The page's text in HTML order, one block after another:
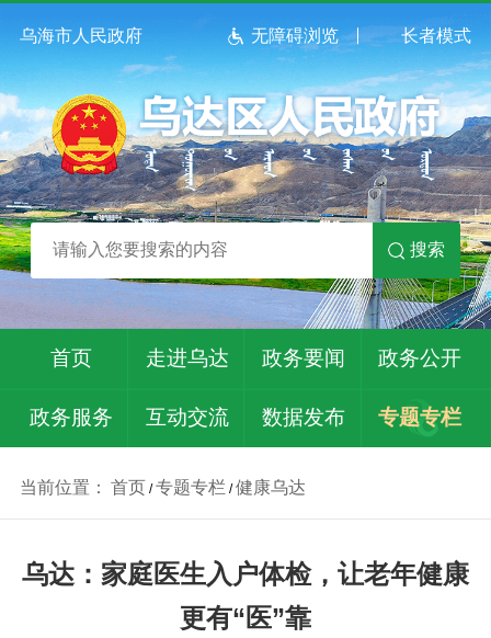
乌海市人民政府 无障碍浏览 长者模式
搜索
首页 走进乌达 政务要闻 政务公开
政务服务 互动交流 数据发布 专题专栏
当前位置： 首页 /专题专栏 /健康乌达
乌达：家庭医生入户体检，让老年健康
更有“医”靠